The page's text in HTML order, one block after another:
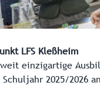
LFS Kleßheim
einzigartige
2025/2026